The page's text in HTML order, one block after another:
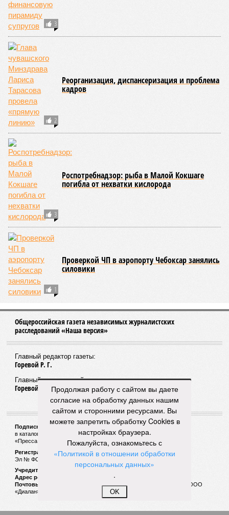
3
2
Реорганизация, диспансеризация и проблема
кадров
3
Роспотребнадзор: рыба в Малой Кокшаге
погибла от нехватки кислорода
1
Проверкой ЧП в аэропорту Чебоксар занялись
силовики
Общероссийская газета независимых журналистских
расследований «Наша версия»
Главный редактор газеты:
Горевой Р. Г.
Главный редактор сайта:
Горевой Р. Г.
Подписной индекс газеты «Наша версия»:
в каталоге «Почта России» —99266
«Пресса России» (зелёный) —41522
Регистрационный номер Роскомнадзора
Эл № ФС77-53847 от 26.04.2013.
Учредитель ООО «Версия»
Адрес редакции:
123100, Россия, Москва, улица 1905 года, 7с1
Почтовый адрес редакции:
123022, Россия, Москва, а/я 29. для ООО
«Диалан»
Продолжая работу с сайтом вы даете
согласие на обработку данных нашим
сайтом и сторонними ресурсами. Вы
можете запретить обработку Cookies в
настройках браузера.
Пожалуйста, ознакомьтесь с
«Политикой в отношении обработки
персональных данных»
.
OK